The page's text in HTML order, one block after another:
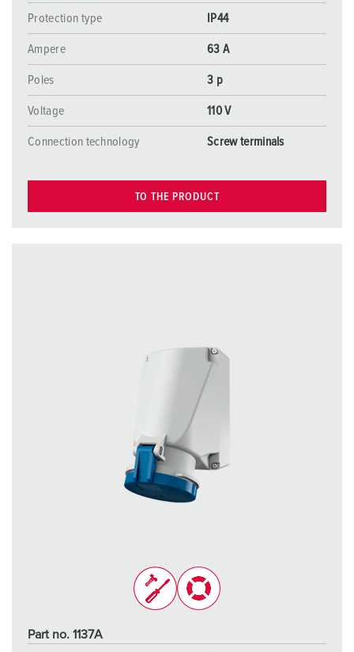
Protection type
IP44
Ampere 63 A
Poles 3 p
Voltage 110 V
Connection technology Screw terminals
TO THE PRODUCT
Part no. 1137A